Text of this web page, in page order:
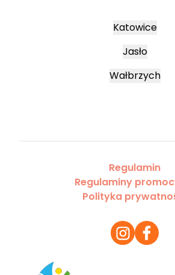
Katowice
Jasło
Wałbrzych
Regulamin
Regulaminy
Polityka